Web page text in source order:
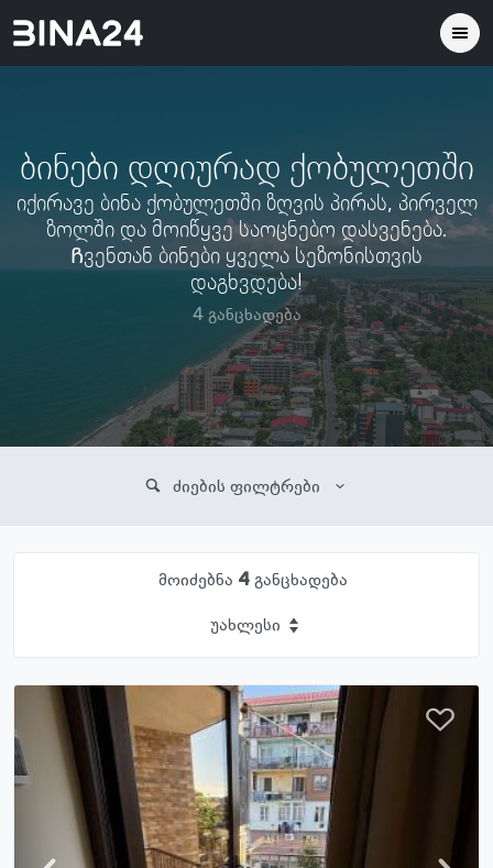
ბინები დღიურად ქობულეთში
იქირავე ბინა ქობულეთში ზღვის პირას, პირველ
ზოლში და მოიწყვე საოცნებო დასვენება.
Ჩვენთან ბინები ყველა სეზონისთვის
დაგხვდება!
4 განცხადება
ძიების ფილტრები
მოიძებნა 4 განცხადება
უახლესი